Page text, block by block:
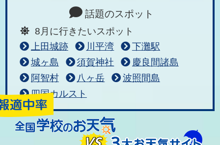
話題のスポット
8月に行きたいスポット
上田城跡
川平湾
下灘駅
城ヶ島
須賀神社
慶良間諸島
阿智村
八ヶ岳
波照間島
四国カルスト